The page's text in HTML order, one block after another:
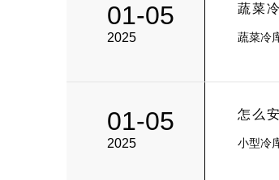
01-05
2025
蔬菜
蔬菜冷
01-05
2025
怎么
小型冷